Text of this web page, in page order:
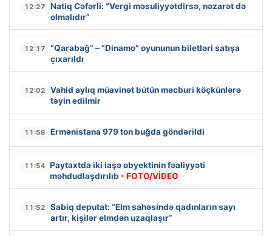
12:27
Natiq Cəfərli: “Vergi məsuliyyətdirsə, nəzarət də
olmalıdır”
12:17
“Qarabağ” – “Dinamo” oyununun biletləri satışa
çıxarıldı
12:02
Vahid aylıq müavinət bütün məcburi köçkünlərə
təyin edilmir
11:58 Ermənistana 979 ton buğda göndərildi
11:54 Paytaxtda iki iaşə obyektinin fəaliyyəti
məhdudlaşdırılıb - FOTO/VİDEO
11:52
Sabiq deputat: “Elm sahəsində qadınların sayı
artır, kişilər elmdən uzaqlaşır”